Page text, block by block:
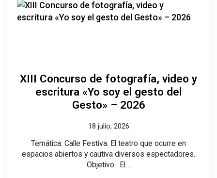
XIII Concurso de fotografía, video y
escritura «Yo soy el gesto del
Gesto» – 2026
18 julio, 2026
Temática: Calle Festiva. El teatro que ocurre en
espacios abiertos y cautiva diversos espectadores.
Objetivo: El…